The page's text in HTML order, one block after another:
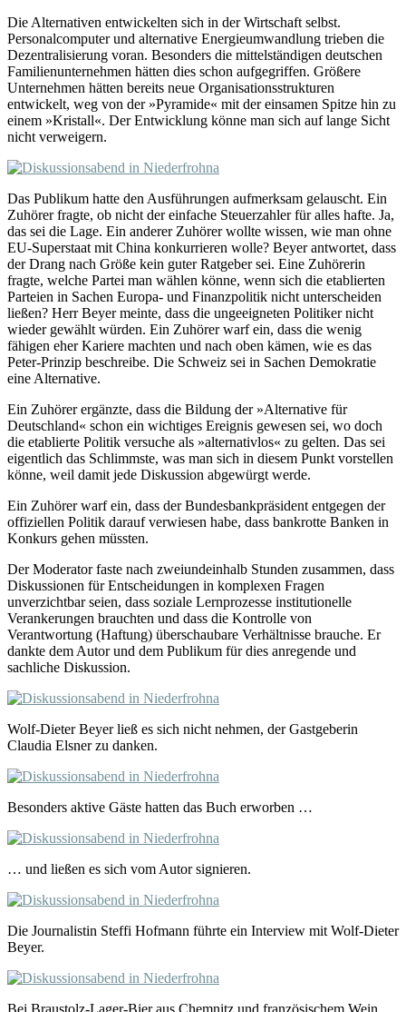
Die Alternativen entwickelten sich in der Wirtschaft selbst.
Personalcomputer und alternative Energieumwandlung trieben die
Dezentralisierung voran. Besonders die mittelständigen deutschen
Familienunternehmen hätten dies schon aufgegriffen. Größere
Unternehmen hätten bereits neue Organisationsstrukturen
entwickelt, weg von der »Pyramide« mit der einsamen Spitze hin zu
einem »Kristall«. Der Entwicklung könne man sich auf lange Sicht
nicht verweigern.
Das Publikum hatte den Ausführungen aufmerksam gelauscht. Ein
Zuhörer fragte, ob nicht der einfache Steuerzahler für alles hafte. Ja,
das sei die Lage. Ein anderer Zuhörer wollte wissen, wie man ohne
EU-Superstaat mit China konkurrieren wolle? Beyer antwortet, dass
der Drang nach Größe kein guter Ratgeber sei. Eine Zuhörerin
fragte, welche Partei man wählen könne, wenn sich die etablierten
Parteien in Sachen Europa- und Finanzpolitik nicht unterscheiden
ließen? Herr Beyer meinte, dass die ungeeigneten Politiker nicht
wieder gewählt würden. Ein Zuhörer warf ein, dass die wenig
fähigen eher Kariere machten und nach oben kämen, wie es das
Peter-Prinzip beschreibe. Die Schweiz sei in Sachen Demokratie
eine Alternative.
Ein Zuhörer ergänzte, dass die Bildung der »Alternative für
Deutschland« schon ein wichtiges Ereignis gewesen sei, wo doch
die etablierte Politik versuche als »alternativlos« zu gelten. Das sei
eigentlich das Schlimmste, was man sich in diesem Punkt vorstellen
könne, weil damit jede Diskussion abgewürgt werde.
Ein Zuhörer warf ein, dass der Bundesbankpräsident entgegen der
offiziellen Politik darauf verwiesen habe, dass bankrotte Banken in
Konkurs gehen müssten.
Der Moderator faste nach zweiundeinhalb Stunden zusammen, dass
Diskussionen für Entscheidungen in komplexen Fragen
unverzichtbar seien, dass soziale Lernprozesse institutionelle
Verankerungen brauchten und dass die Kontrolle von
Verantwortung (Haftung) überschaubare Verhältnisse brauche. Er
dankte dem Autor und dem Publikum für dies anregende und
sachliche Diskussion.
Wolf-Dieter Beyer ließ es sich nicht nehmen, der Gastgeberin
Claudia Elsner zu danken.
Besonders aktive Gäste hatten das Buch erworben …
… und ließen es sich vom Autor signieren.
Die Journalistin Steffi Hofmann führte ein Interview mit Wolf-Dieter
Beyer.
Bei Braustolz-Lager-Bier aus Chemnitz und französischem Wein